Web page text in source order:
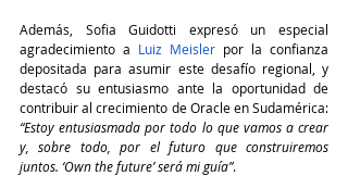
Además, Sofia Guidotti expresó un especial
agradecimiento a Luiz Meisler por la confianza
depositada para asumir este desafío regional, y
destacó su entusiasmo ante la oportunidad de
“Estoy entusiasmada por todo lo que vamos a crear
y, sobre todo, por el futuro que construiremos
juntos. ‘Own the future’ será mi guía”.